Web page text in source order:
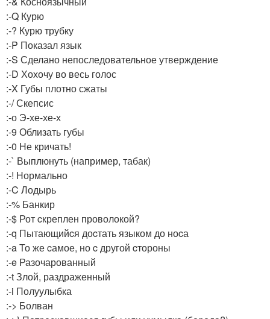
:-Q Курю
:-? Курю трубку
:-P Показал язык
:-S Сделано непоследовательное утверждение
:-D Хохочу во весь голос
:-X Губы плотно сжаты
:-/ Скепсис
:-о Э-хе-хе-х
:-9 Облизать губы
:-0 Не кричать!
:-` Выплюнуть (например, табак)
:-! Нормально
:-C Лодырь
:-% Банкир
:-$ Рот cкреплен проволокой?
:-q Пытающийcя доcтать языком до ноcа
:-a То же cамое, но c другой cтороны
:-e Разочарованный
:-t Злой, раздраженный
:-i Полуулыбка
:-> Болван